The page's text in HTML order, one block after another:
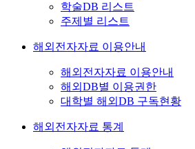
학술DB 리스트
주제별 리스트
해외전자자료 이용안내
해외전자자료 이용안내
해외DB별 이용권한
대학별 해외DB 구독현황
해외전자자료 통계